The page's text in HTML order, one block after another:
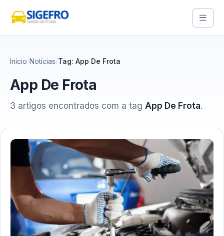
Início Notícias Tag: App De Frota
App De Frota
3 artigos encontrados com a tag App De Frota.